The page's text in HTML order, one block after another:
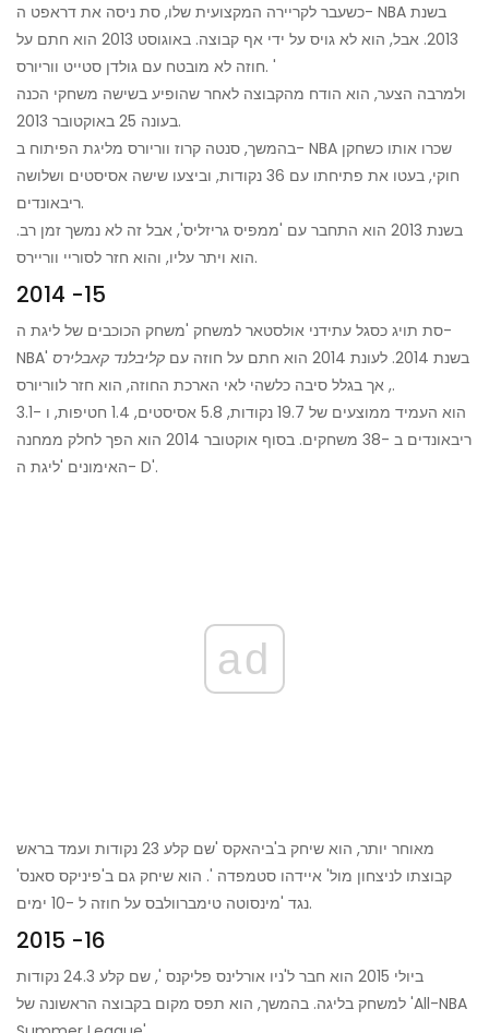
כשעבר לקריירה המקצועית שלו, סת ניסה את דראפט ה- NBA בשנת
2013. אבל, הוא לא גויס על ידי אף קבוצה. באוגוסט 2013 הוא חתם על
חוזה לא מובטח עם גולדן סטייט ווריורס. '
ולמרבה הצער, הוא הודח מהקבוצה לאחר שהופיע בשישה משחקי הכנה
בעונה 25 באוקטובר 2013.
בהמשך, סנטה קרוז ווריורס מליגת הפיתוח ב- NBA שכרו אותו כשחקן
חוקי, בעטו את פתיחתו עם 36 נקודות, וביצעו שישה אסיסטים ושלושה
ריבאונדים.
בשנת 2013 הוא התחבר עם 'ממפיס גריזליס', אבל זה לא נמשך זמן רב.
הוא ויתר עליו, והוא חזר לסוריי ווריירס.
2014 -15
סת תויג כסגל עתידני אולסטאר למשחק 'משחק הכוכבים של ליגת ה-
NBA' בשנת 2014. לעונת 2014 הוא חתם על חוזה עם
קליבלנד קאבלירס
, אך בגלל סיבה כלשהי לאי הארכת החוזה, הוא חזר לווריורס.
הוא העמיד ממוצעים של 19.7 נקודות, 5.8 אסיסטים, 1.4 חטיפות, ו -3.1
ריבאונדים ב -38 משחקים. בסוף אוקטובר 2014 הוא הפך לחלק ממחנה
האימונים 'ליגת ה- D'.
ad
מאוחר יותר, הוא שיחק ב'ביהאקס 'שם קלע 23 נקודות ועמד בראש
קבוצתו לניצחון מול' איידהו סטמפדה '. הוא שיחק גם ב'פיניקס סאנס'
נגד 'מינסוטה טימברוולבס על חוזה ל -10 ימים.
2015 -16
ביולי 2015 הוא חבר ל'ניו אורלינס פליקנס ', שם קלע 24.3 נקודות
למשחק בליגה. בהמשך, הוא תפס מקום בקבוצה הראשונה של 'All-NBA